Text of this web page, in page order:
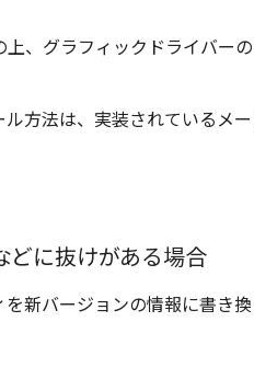
、グラフィックドライバー
方法は、実装されているメ
どに抜けがある場合
新バージョンの情報に書き換